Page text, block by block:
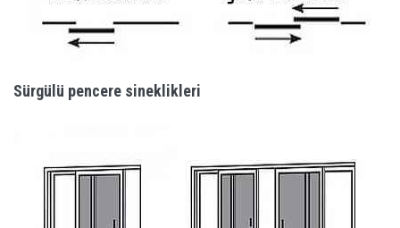
Sürgülü pencere sineklikleri